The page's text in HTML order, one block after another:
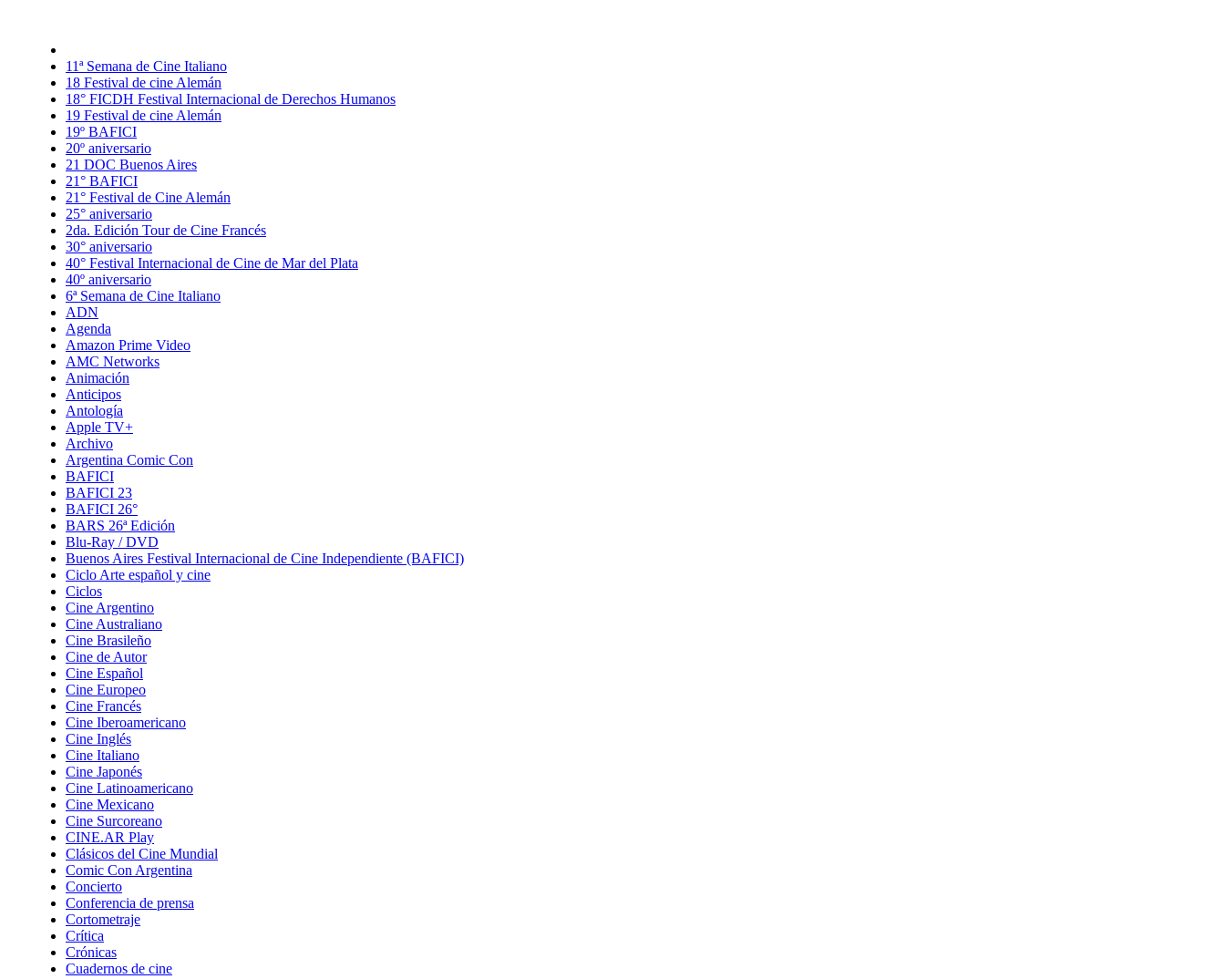
11ª Semana de Cine Italiano
18 Festival de cine Alemán
18° FICDH Festival Internacional de Derechos Humanos
19 Festival de cine Alemán
19º BAFICI
20º aniversario
21 DOC Buenos Aires
21° BAFICI
21° Festival de Cine Alemán
25° aniversario
2da. Edición Tour de Cine Francés
30° aniversario
40° Festival Internacional de Cine de Mar del Plata
40º aniversario
6ª Semana de Cine Italiano
ADN
Agenda
Amazon Prime Video
AMC Networks
Animación
Anticipos
Antología
Apple TV+
Archivo
Argentina Comic Con
BAFICI
BAFICI 23
BAFICI 26°
BARS 26ª Edición
Blu-Ray / DVD
Buenos Aires Festival Internacional de Cine Independiente (BAFICI)
Ciclo Arte español y cine
Ciclos
Cine Argentino
Cine Australiano
Cine Brasileño
Cine de Autor
Cine Español
Cine Europeo
Cine Francés
Cine Iberoamericano
Cine Inglés
Cine Italiano
Cine Japonés
Cine Latinoamericano
Cine Mexicano
Cine Surcoreano
CINE.AR Play
Clásicos del Cine Mundial
Comic Con Argentina
Concierto
Conferencia de prensa
Cortometraje
Crítica
Crónicas
Cuadernos de cine